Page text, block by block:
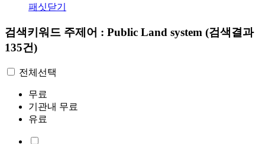
패싯닫기
검색키워드 주제어 : Public Land system (검색결과
135건)
전체선택
무료
기관내 무료
유료